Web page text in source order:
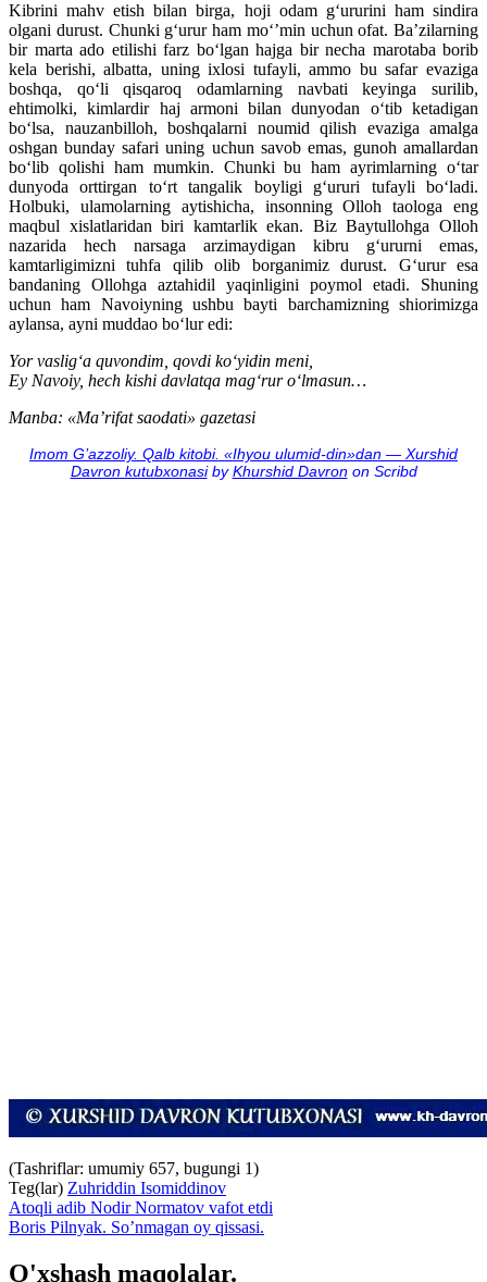
Kibrini mahv etish bilan birga, hoji odam g‘ururini ham sindira
olgani durust. Chunki g‘urur ham mo‘’min uchun ofat. Ba’zilarning
bir marta ado etilishi farz bo‘lgan hajga bir necha marotaba borib
kela berishi, albatta, uning ixlosi tufayli, ammo bu safar evaziga
boshqa, qo‘li qisqaroq odamlarning navbati keyinga surilib,
ehtimolki, kimlardir haj armoni bilan dunyodan o‘tib ketadigan
bo‘lsa, nauzanbilloh, boshqalarni noumid qilish evaziga amalga
oshgan bunday safari uning uchun savob emas, gunoh amallardan
bo‘lib qolishi ham mumkin. Chunki bu ham ayrimlarning o‘tar
dunyoda orttirgan to‘rt tangalik boyligi g‘ururi tufayli bo‘ladi.
Holbuki, ulamolarning aytishicha, insonning Olloh taologa eng
maqbul xislatlaridan biri kamtarlik ekan. Biz Baytullohga Olloh
nazarida hech narsaga arzimaydigan kibru g‘ururni emas,
kamtarligimizni tuhfa qilib olib borganimiz durust. G‘urur esa
bandaning Ollohga aztahidil yaqinligini poymol etadi. Shuning
uchun ham Navoiyning ushbu bayti barchamizning shiorimizga
aylansa, ayni muddao bo‘lur edi:
Yor vaslig‘a quvondim, qovdi ko‘yidin meni,
Ey Navoiy, hech kishi davlatqa mag‘rur o‘lmasun…
Manba: «Ma’rifat saodati» gazetasi
Imom G’azzoliy. Qalb kitobi. «Ihyou ulumid-din»dan — Xurshid
Davron kutubxonasibyKhurshid Davronon Scribd
(Tashriflar: umumiy 657, bugungi 1)
Teg(lar) Zuhriddin Isomiddinov
Atoqli adib Nodir Normatov vafot etdi
Boris Pilnyak. So’nmagan oy qissasi.
O'xshash maqolalar.